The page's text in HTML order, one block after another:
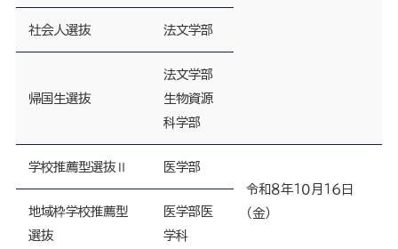
社会人選抜 法文学部
帰国生選抜
法文学部
生物資源
科学部
学校推薦型選抜Ⅱ
医学部
令和８年１０月１６日
（金）
地域枠学校推薦型
選抜
医学部医
学科